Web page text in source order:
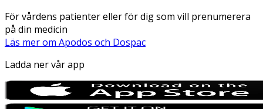
För vårdens patienter eller för dig som vill prenumerera
på din medicin
Läs mer om Apodos och Dospac
Ladda ner vår app